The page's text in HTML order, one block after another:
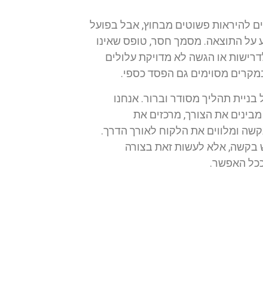
להיראות פשוטים מבחוץ, אבל בפועל
על התוצאה. מסמך חסר, טופס שאינו
או הגשה לא מדויקת עלולים
מסוימים גם הפסד כספי.
תהליך מסודר וברור. אנחנו
את הצורך, מרכזים את
ומלווים את הלקוח לאורך הדרך.
בקשה, אלא לעשות זאת בצורה
ככל האפשר.